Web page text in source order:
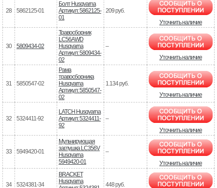
28 5862125-01
Болт Husqvarna
Артикул: 5862125-
01
209 руб.
Уточнить наличие
30 5809434-02
Травосборник
LC56AWD
Husqvarna
Артикул: 5809434-
02
–
Уточнить наличие
31 5850547-02
Рама
травосборника
Husqvarna
Артикул: 5850547-
02
1.134 руб.
Уточнить наличие
32 5324411-92
LATCH Husqvarna
Артикул: 5324411-
92
–
Уточнить наличие
33 5949420-01
Мульчирующая
заглушка LC356V
Husqvarna
5949420-01
–
Уточнить наличие
34 5324381-34
BRACKET
Husqvarna
448 руб.